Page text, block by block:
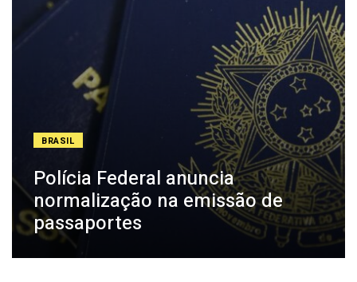
BRASIL
Polícia Federal anuncia
normalização na emissão de
passaportes